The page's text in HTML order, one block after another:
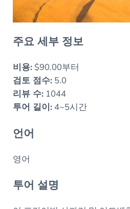
주요 세부 정보
비용:$90.00부터
검토 점수:5.0
리뷰 수:1044
투어 길이:4~5시간
언어
영어
투어 설명